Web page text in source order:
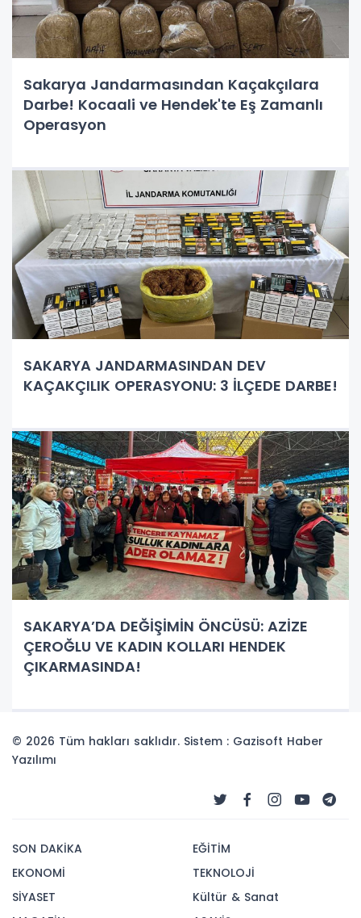
Sakarya Jandarmasından Kaçakçılara
Darbe! Kocaali ve Hendek'te Eş Zamanlı
Operasyon
SAKARYA JANDARMASINDAN DEV
KAÇAKÇILIK OPERASYONU: 3 İLÇEDE DARBE!
SAKARYA’DA DEĞİŞİMİN ÖNCÜSÜ: AZİZE
ÇEROĞLU VE KADIN KOLLARI HENDEK
ÇIKARMASINDA!
© 2026 Tüm hakları saklıdır. Sistem : Gazisoft Haber
Yazılımı
SON DAKİKA
EKONOMİ
SİYASET
EĞİTİM
TEKNOLOJİ
Kültür & Sanat